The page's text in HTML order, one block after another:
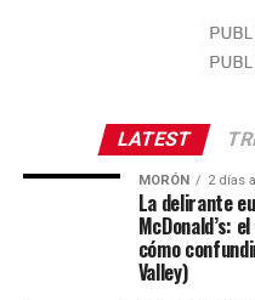
LATEST
MORÓN 2 días
La delirante
McDonald’s:
cómo
Valley)